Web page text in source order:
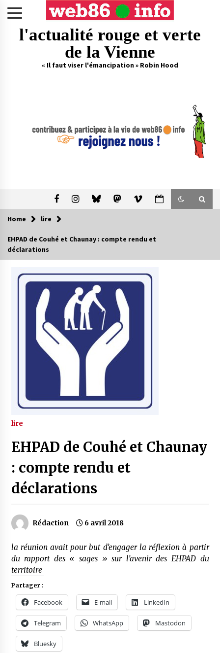
l'actualité rouge et verte
de la Vienne
« Il faut viser l'émancipation » Robin Hood
Home lire
EHPAD de Couhé et Chaunay : compte rendu et
déclarations
lire
EHPAD de Couhé et Chaunay
: compte rendu et
déclarations
Rédaction 6 avril 2018
la réunion avait pour but d’engager la réflexion à partir
du rapport des « sages » sur l’avenir des EHPAD du
territoire
Partager :
Facebook E-mail LinkedIn
Telegram WhatsApp Mastodon
Bluesky